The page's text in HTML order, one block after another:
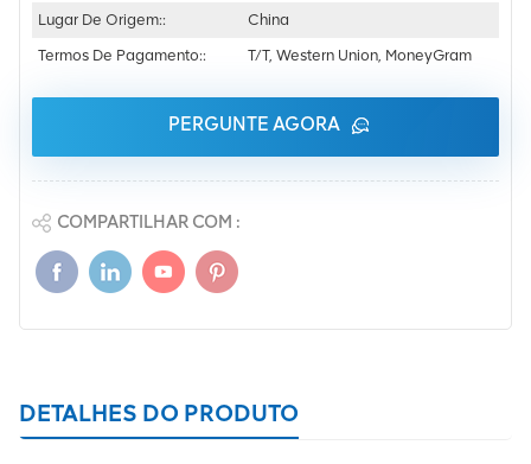
Lugar De Origem::
China
Termos De Pagamento::
T/T, Western Union, MoneyGram
PERGUNTE AGORA
COMPARTILHAR COM :
DETALHES DO PRODUTO